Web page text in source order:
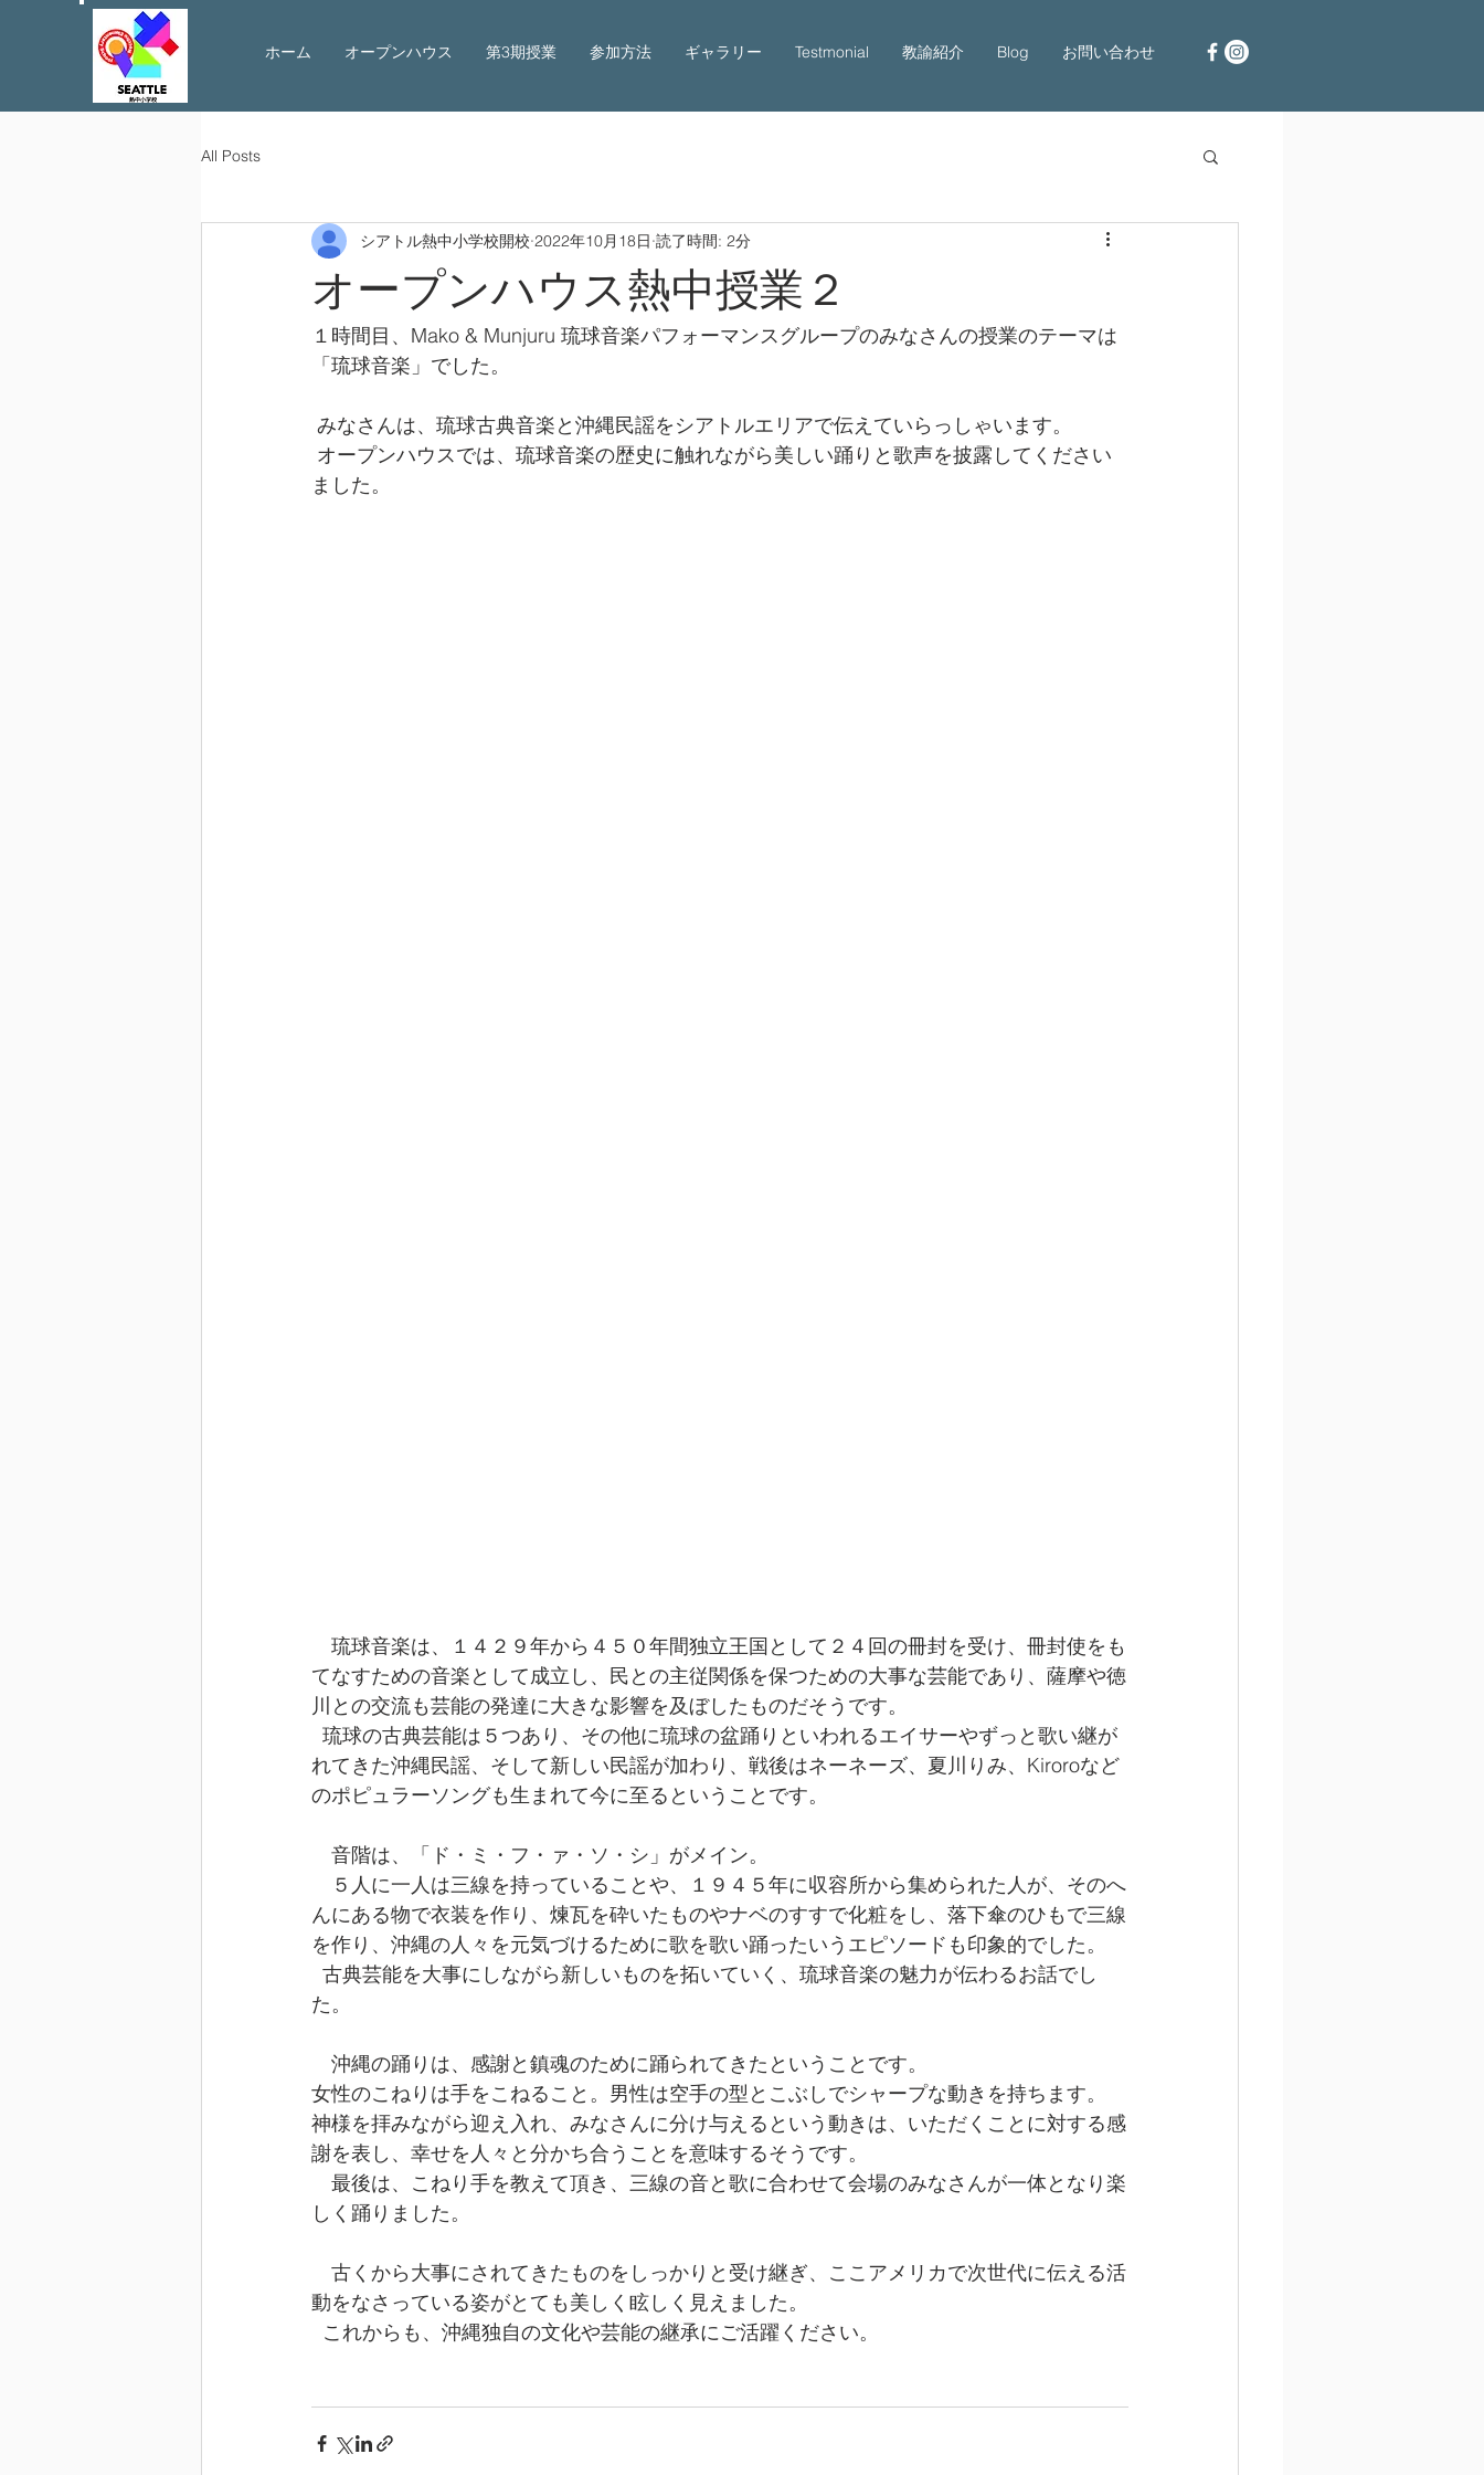
ホーム オープンハウス 第3期授業 参加方法 ギャラリー Testmonial 教諭紹介 Blog お問い合わせ
All Posts
オープンハウス熱中授業２
シアトル熱中小学校開校 2022年10月18日 読了時間: 2分
１時間目、Mako & Munjuru 琉球音楽パフォーマンスグループのみなさんの授業のテーマは
「琉球音楽」でした。
みなさんは、琉球古典音楽と沖縄民謡をシアトルエリアで伝えていらっしゃいます。
ました。
琉球音楽は、１４２９年から４５０年間独立王国として２４回の冊封を受け、冊封使をも
てなすための音楽として成立し、民との主従関係を保つための大事な芸能であり、薩摩や徳
川との交流も芸能の発達に大きな影響を及ぼしたものだそうです。
れてきた沖縄民謡、そして新しい民謡が加わり、戦後はネーネーズ、夏川りみ、Kiroroなど
のポピュラーソングも生まれて今に至るということです。
音階は、「ド・ミ・フ・ァ・ソ・シ」がメイン。
５人に一人は三線を持っていることや、１９４５年に収容所から集められた人が、そのへ
んにある物で衣装を作り、煉瓦を砕いたものやナベのすすで化粧をし、落下傘のひもで三線
を作り、沖縄の人々を元気づけるために歌を歌い踊ったいうエピソードも印象的でした。
た。
沖縄の踊りは、感謝と鎮魂のために踊られてきたということです。
女性のこねりは手をこねること。男性は空手の型とこぶしでシャープな動きを持ちます。
神様を拝みながら迎え入れ、みなさんに分け与えるという動きは、いただくことに対する感
謝を表し、幸せを人々と分かち合うことを意味するそうです。
最後は、こねり手を教えて頂き、三線の音と歌に合わせて会場のみなさんが一体となり楽
しく踊りました。
古くから大事にされてきたものをしっかりと受け継ぎ、ここアメリカで次世代に伝える活
動をなさっている姿がとても美しく眩しく見えました。
  これからも、沖縄独自の文化や芸能の継承にご活躍ください。